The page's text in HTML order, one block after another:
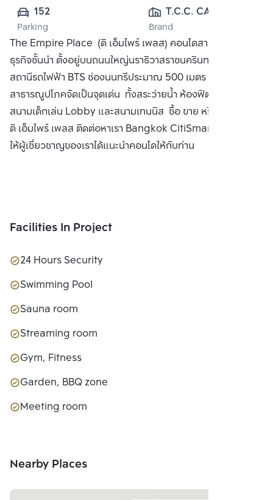
152
Parking
T.C.C. CAPITAL
LAND CO., LTD.
Brand
The Empire Place (ดิ เอ็มไพร์ เพลส) คอนโดสาทร ใกล้แหล่ง
ธุรกิจชั้นนำ ตั้งอยู่บนถนนใหญ่นราธิวาสราชนครินทร์ ห่างจาก
สถานีรถไฟฟ้า BTS ช่องนนทรีประมาณ 500 เมตร พร้อม
สาธารณูปโภคจัดเป็นจุดเด่น ทั้งสระว่ายน้ำ ห้องฟิตเนส 2 ห้อง
สนามเด็กเล่น Lobby และสนามเทนนิส ซื้อ ขาย หรือ เช่า คอนโด
ดิ เอ็มไพร์ เพลส ติดต่อหาเรา Bangkok CitiSmart ได้ทันที เพื่อ
ให้ผู้เชี่ยวชาญของเราได้แนะนำคอนโดให้กับท่าน
Facilities In Project
24 Hours Security
Swimming Pool
Sauna room
Streaming room
Gym, Fitness
Garden, BBQ zone
Meeting room
Nearby Places